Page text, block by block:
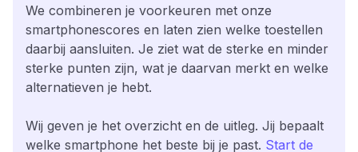
We combineren je voorkeuren met onze
smartphonescores en laten zien welke toestellen
daarbij aansluiten. Je ziet wat de sterke en minder
sterke punten zijn, wat je daarvan merkt en welke
alternatieven je hebt.
Wij geven je het overzicht en de uitleg. Jij bepaalt
welke smartphone het beste bij je past. Start de